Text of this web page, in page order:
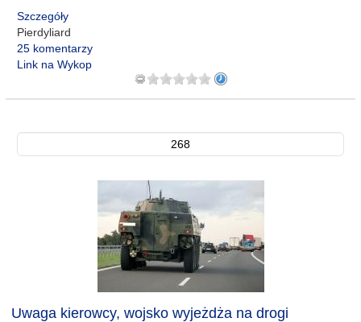
Szczegóły
Pierdyliard
25 komentarzy
Link na Wykop
268
Uwaga kierowcy, wojsko wyjeżdża na drogi